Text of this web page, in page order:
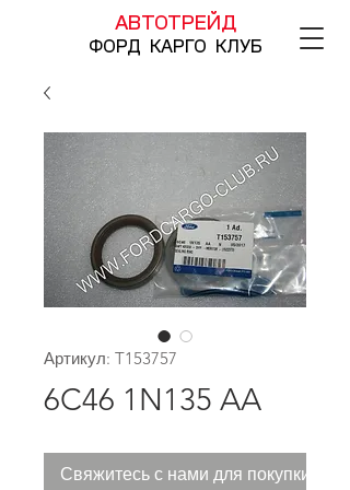
АВТОТРЕЙД
ФОРД КАРГО КЛУБ
Артикул: T153757
6C46 1N135 AA
Свяжитесь с нами для покупки